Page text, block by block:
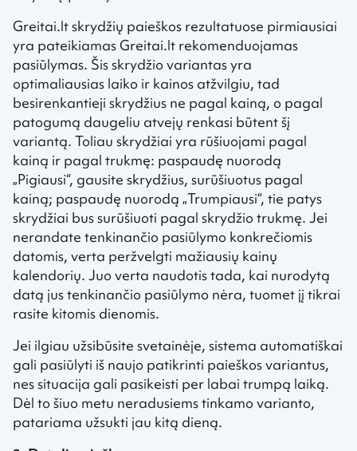
Greitai.lt skrydžių paieškos rezultatuose pirmiausiai
yra pateikiamas Greitai.lt rekomenduojamas
pasiūlymas. Šis skrydžio variantas yra
optimaliausias laiko ir kainos atžvilgiu, tad
besirenkantieji skrydžius ne pagal kainą, o pagal
patogumą daugeliu atvejų renkasi būtent šį
variantą. Toliau skrydžiai yra rūšiuojami pagal
kainą ir pagal trukmę: paspaudę nuorodą
„Pigiausi“, gausite skrydžius, surūšiuotus pagal
kainą; paspaudę nuorodą „Trumpiausi“, tie patys
skrydžiai bus surūšiuoti pagal skrydžio trukmę. Jei
nerandate tenkinančio pasiūlymo konkrečiomis
datomis, verta peržvelgti mažiausių kainų
kalendorių. Juo verta naudotis tada, kai nurodytą
datą jus tenkinančio pasiūlymo nėra, tuomet jį tikrai
rasite kitomis dienomis.
Jei ilgiau užsibūsite svetainėje, sistema automatiškai
gali pasiūlyti iš naujo patikrinti paieškos variantus,
nes situacija gali pasikeisti per labai trumpą laiką.
Dėl to šiuo metu neradusiems tinkamo varianto,
patariama užsukti jau kitą dieną.